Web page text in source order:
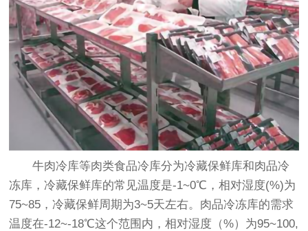
牛肉冷库等肉类食品冷库分为冷藏保鲜库和肉品冷
冻库 ，冷藏保鲜库的常见温度是-1~0℃，相对湿度(%)为
75~85，冷藏保鲜周期为3~5天左右。肉品冷冻库的需求
温度在-12~-18℃这个范围内，相对湿度（%）为95~100,